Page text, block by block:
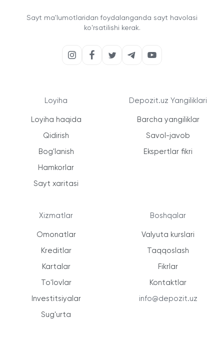
Sayt ma'lumotlaridan foydalanganda sayt havolasi
ko'rsatilishi kerak.
Loyiha
Loyiha haqida
Qidirish
Bog'lanish
Hamkorlar
Sayt xaritasi
Xizmatlar
Omonatlar
Kreditlar
Kartalar
To'lovlar
Investitsiyalar
Sug'urta
Depozit.uz Yangiliklari
Barcha yangiliklar
Savol-javob
Ekspertlar fikri
Boshqalar
Valyuta kurslari
Taqqoslash
Fikrlar
Kontaktlar
info@depozit.uz